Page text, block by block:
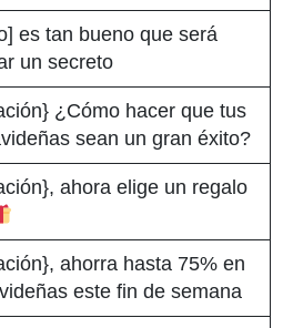
es tan bueno que será
un secreto
¿Cómo hacer que tus
sean un gran éxito?
ahora elige un regalo
ahorra hasta 75% en
este fin de semana